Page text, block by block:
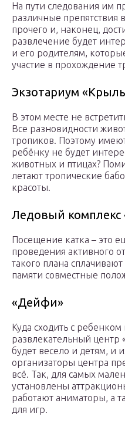
На пути следования им
различные препятствия
прочего и, наконец,
развлечение будет
и его родителям,
участие в прохождение
Экзотариум
В этом месте не
Все разновидности
тропиков. Поэтому
ребёнку не будет
животных и птицах?
летают тропические
красоты.
Ледовый комплекс
Посещение катка – это
проведения активного
такого плана
памяти совместные
«Дейфи»
Куда сходить с ребенком
развлекательный
будет весело и детям, и
организаторы центра
всё. Так, для самых
установлены
работают аниматоры, а
для игр.